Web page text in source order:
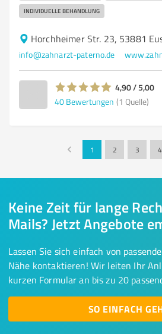
INDIVIDUELLE BEHANDLUNG
Horchheimer Str. 23, 53881
info@zahnarzt-paterno.de
4,90 / 5,00
40 Bewertungen (1 Quelle)
1 2 3 4
Keine Zeit für lange
Mails? Jetzt Angebote
Lassen Sie sich einfach von
Nähe kontaktieren! Wir leiten Ihr
kurzen Formular an bis zu 20
SO EINFACH